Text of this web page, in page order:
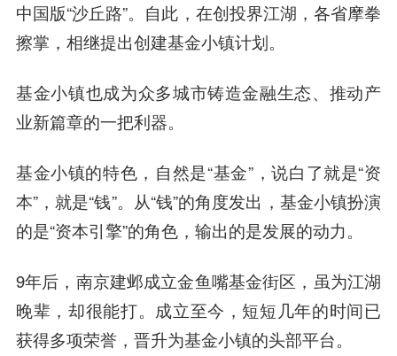
中国版“沙丘路”。自此，在创投界江湖，各省摩拳
擦掌，相继提出创建基金小镇计划。
基金小镇也成为众多城市铸造金融生态、推动产
业新篇章的一把利器。
基金小镇的特色，自然是“基金”，说白了就是“资
本”，就是“钱”。从“钱”的角度发出，基金小镇扮演
的是“资本引擎”的角色，输出的是发展的动力。
9年后，南京建邺成立金鱼嘴基金街区，虽为江湖
晚辈，却很能打。成立至今，短短几年的时间已
获得多项荣誉，晋升为基金小镇的头部平台。